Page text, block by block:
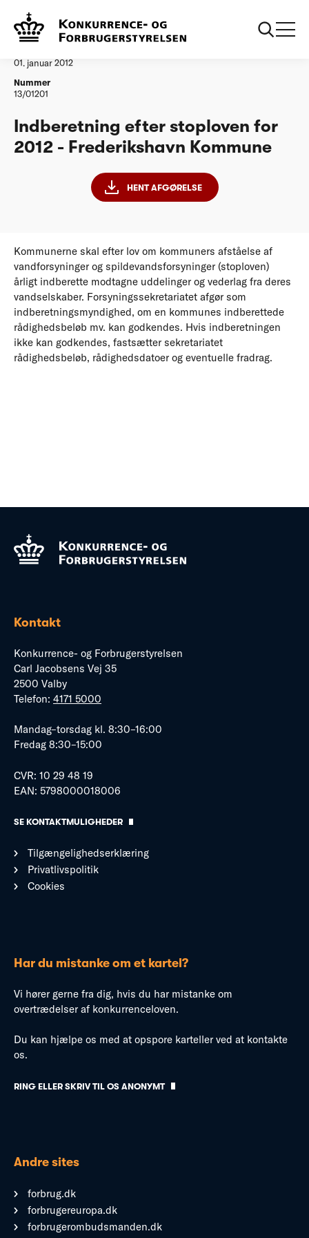
Vandtilsyn
01. januar 2012
Nummer
13/01201
Indberetning efter stoploven for
2012 - Frederikshavn Kommune
HENT AFGØRELSE
Kommunerne skal efter lov om kommuners afståelse af
vandforsyninger og spildevandsforsyninger (stoploven)
årligt indberette modtagne uddelinger og vederlag fra deres
vandselskaber. Forsyningssekretariatet afgør som
indberetningsmyndighed, om en kommunes indberettede
rådighedsbeløb mv. kan godkendes. Hvis indberetningen
ikke kan godkendes, fastsætter sekretariatet
rådighedsbeløb, rådighedsdatoer og eventuelle fradrag.
Kontakt
Konkurrence- og Forbrugerstyrelsen
Carl Jacobsens Vej 35
2500 Valby
Telefon: 4171 5000
Mandag–torsdag kl. 8:30–16:00
Fredag 8:30–15:00
CVR: 10 29 48 19
EAN: 5798000018006
SE KONTAKTMULIGHEDER
Tilgængelighedserklæring
Privatlivspolitik
Cookies
Har du mistanke om et kartel?
Vi hører gerne fra dig, hvis du har mistanke om
overtrædelser af konkurrenceloven.
Du kan hjælpe os med at opspore karteller ved at kontakte
os.
RING ELLER SKRIV TIL OS ANONYMT
Andre sites
forbrug.dk
forbrugereuropa.dk
forbrugerombudsmanden.dk